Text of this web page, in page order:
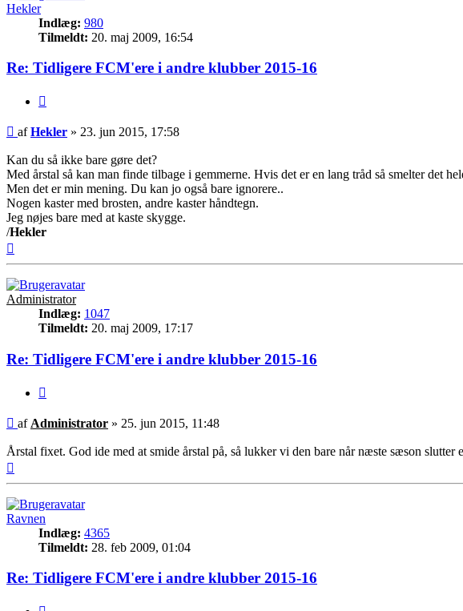
Hekler
Indlæg: 980
Tilmeldt: 20. maj 2009, 16:54
Re: Tidligere FCM'ere i andre klubber 2015-16
Indlæg
afHekler » 23. jun 2015, 17:58
Kan du så ikke bare gøre det?
Med årstal så kan man finde tilbage i gemmerne. Hvis det er en lang tråd så smelter det
Men det er min mening. Du kan jo også bare ignorere..
Nogen kaster med brosten, andre kaster håndtegn.
Jeg nøjes bare med at kaste skygge.
/Hekler
Administrator
Indlæg: 1047
Tilmeldt: 20. maj 2009, 17:17
Re: Tidligere FCM'ere i andre klubber 2015-16
Indlæg
af Administrator » 25. jun 2015, 11:48
Årstal fixet. God ide med at smide årstal på, så lukker vi den bare når næste sæson slutter
Ravnen
Indlæg: 4365
Tilmeldt: 28. feb 2009, 01:04
Re: Tidligere FCM'ere i andre klubber 2015-16